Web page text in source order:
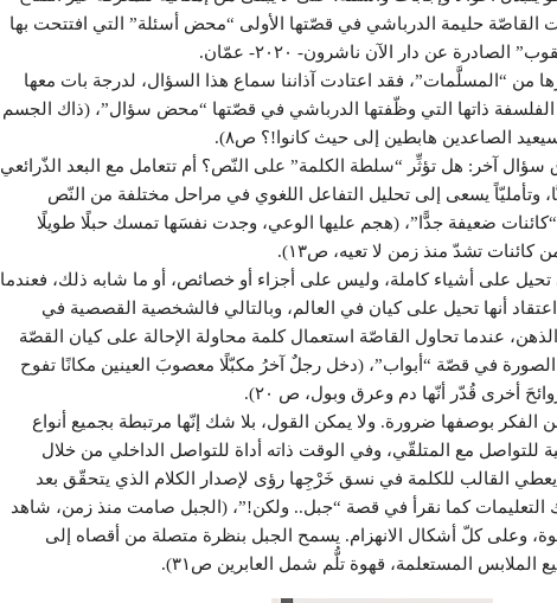
القاصّة حليمة الدرباشي في قصّتها الأولى “محض أسئلة” التي افتتحت بها
عن دار الآن ناشرون- ٢٠٢٠- عمّان.
من “المسلَّمات”، فقد اعتادت آذاننا سماع هذا السؤال، لدرجة بات معها
الفلسفة ذاتها التي وظّفتها الدرباشي في قصّتها “محض سؤال”، (ذاك الجسم
الصاعدين هابطين إلى حيث كانوا!؟ ص٨).
سؤال آخر: هل تؤثِّر “سلطة الكلمة” على النّص؟ أم تتعامل مع البعد الذّرائعي
وتأمليّاً يسعى إلى تحليل التفاعل اللغوي في مراحل مختلفة من النّص
ضعيفة جدًّا”، (هجم عليها الوعي، وجدت نفسَها تمسك حبلًا طويلًا
تشدّ منذ زمن لا تعيه، ص١٣).
على أشياء كاملة، وليس على أجزاء أو خصائص، أو ما شابه ذلك، فعندما
أنها تحيل على كيان في العالم، وبالتالي فالشخصية القصصية في
عندما تحاول القاصّة استعمال كلمة محاولة الإحالة على كيان القصّة
في قصّة “أبواب”، (دخل رجلٌ آخرُ مكبّلًا معصوبَ العينين مكانًا تفوح
أخرى قُدّر أنّها دم وعرق وبول، ص ٢٠).
الفكر بوصفها ضرورة. ولا يمكن القول، بلا شك إنّها مرتبطة بجميع أنواع
للتواصل مع المتلقّي، وفي الوقت ذاته أداة للتواصل الداخلي من خلال
يعطي القالب للكلمة في نسق خَرْجِها رؤى لإصدار الكلام الذي يتحقّق بعد
التعليمات كما نقرأ في قصة “جبل.. ولكن!”، (الجبل صامت منذ زمن، شاهد
وعلى كلّ أشكال الانهزام. يسمح الجبل بنظرة متصلة من أقصاه إلى
الملابس المستعلمة، قهوة تلُّم شمل العابرين ص٣١).